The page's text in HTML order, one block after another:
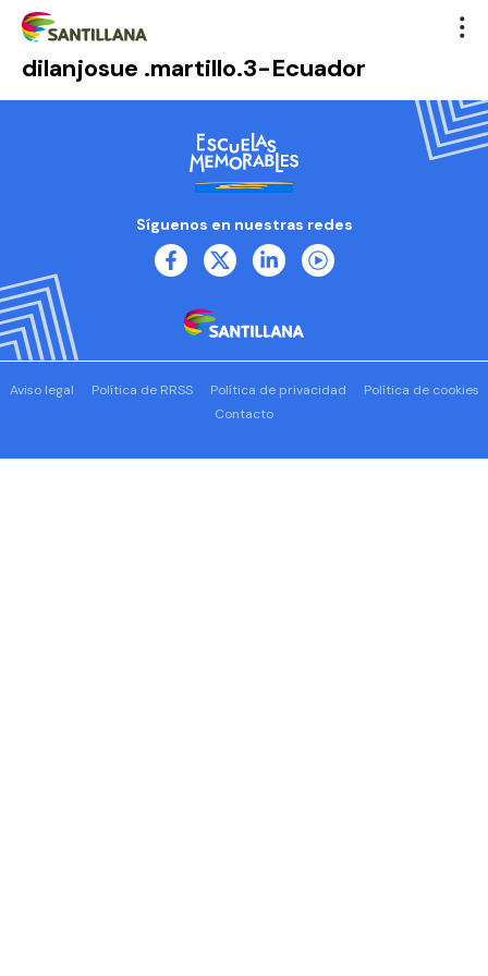
dilanjosue .martillo.3-Ecuador
Síguenos en nuestras redes
Aviso legal Política de RRSS Política de privacidad
Política de cookies
Contacto